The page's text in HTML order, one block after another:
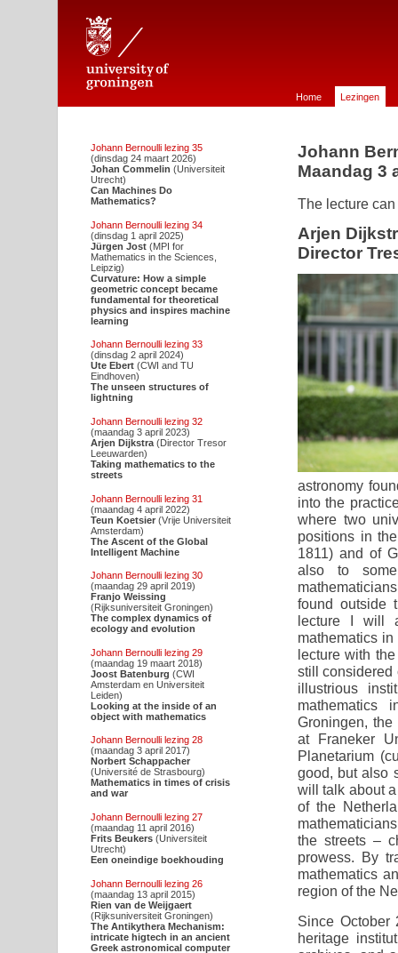
Home Lezingen
Johann Bernoulli lezing 35
(dinsdag 24 maart 2026)
Johan Commelin (Universiteit
Utrecht)
Can Machines Do
Mathematics?
Johann Bernoulli lezing 34
(dinsdag 1 april 2025)
Jürgen Jost(MPI for
Mathematics in the Sciences,
Leipzig)
Curvature: How a simple
geometric concept became
fundamental for theoretical
physics and inspires machine
learning
Johann Bernoulli lezing 33
(dinsdag 2 april 2024)
Ute Ebert(CWI and TU
Eindhoven)
The unseen structures of
lightning
Johann Bernoulli lezing 32
(maandag 3 april 2023)
Arjen Dijkstra(Director Tresor
Leeuwarden)
Taking mathematics to the
streets
Johann Bernoulli lezing 31
(maandag 4 april 2022)
Teun Koetsier(Vrije Universiteit
Amsterdam)
The Ascent of the Global
Intelligent Machine
Johann Bernoulli lezing 30
(maandag 29 april 2019)
Franjo Weissing
(Rijksuniversiteit Groningen)
The complex dynamics of
ecology and evolution
Johann Bernoulli lezing 29
(maandag 19 maart 2018)
Joost Batenburg (CWI
Amsterdam en Universiteit
Leiden)
Looking at the inside of an
object with mathematics
Johann Bernoulli lezing 28
(maandag 3 april 2017)
Norbert Schappacher
(Université de Strasbourg)
Mathematics in times of crisis
and war
Johann Bernoulli lezing 27
(maandag 11 april 2016)
Frits Beukers(Universiteit
Utrecht)
Een oneindige boekhouding
Johann Bernoulli lezing 26
(maandag 13 april 2015)
Rien van de Weijgaert
(Rijksuniversiteit Groningen)
The Antikythera Mechanism:
intricate higtech in an ancient
Greek astronomical computer
Johann
Maandag 3
The lecture
Arjen
Director
astronomy
into the
where two
positions in
1811) and of
also to some
found outside
lecture I will
mathematics
lecture with
still considered
illustrious
mathematics
Groningen,
at Franeker
Planetarium
good, but also
will talk about
of the
the streets –
prowess. By
mathematics
region of the
Since October
heritage